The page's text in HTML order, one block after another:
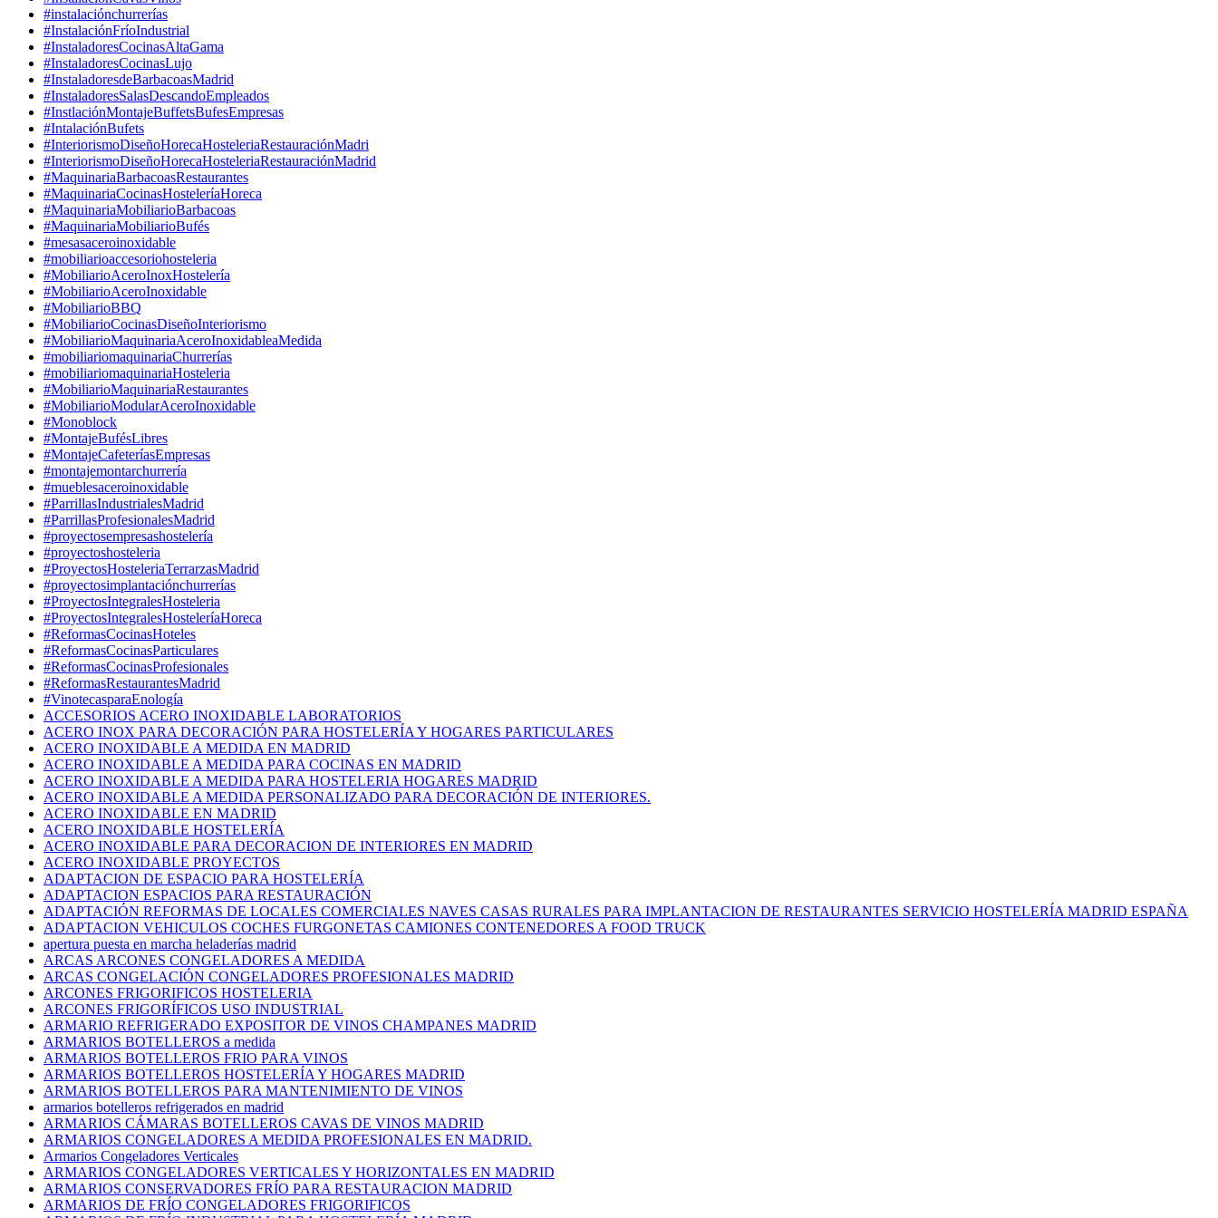
#instalaciónchurrerías
#InstalaciónFríoIndustrial
#InstaladoresCocinasAltaGama
#InstaladoresCocinasLujo
#InstaladoresdeBarbacoasMadrid
#InstaladoresSalasDescandoEmpleados
#InstlaciónMontajeBuffetsBufesEmpresas
#IntalaciónBufets
#InteriorismoDiseñoHorecaHosteleriaRestauraciónMadri
#InteriorismoDiseñoHorecaHosteleriaRestauraciónMadrid
#MaquinariaBarbacoasRestaurantes
#MaquinariaCocinasHosteleríaHoreca
#MaquinariaMobiliarioBarbacoas
#MaquinariaMobiliarioBufés
#mesasaceroinoxidable
#mobiliarioaccesoriohosteleria
#MobiliarioAceroInoxHostelería
#MobiliarioAceroInoxidable
#MobiliarioBBQ
#MobiliarioCocinasDiseñoInteriorismo
#MobiliarioMaquinariaAceroInoxidableaMedida
#mobiliariomaquinariaChurrerías
#mobiliariomaquinariaHosteleria
#MobiliarioMaquinariaRestaurantes
#MobiliarioModularAceroInoxidable
#Monoblock
#MontajeBufésLibres
#MontajeCafeteríasEmpresas
#montajemontarchurrería
#mueblesaceroinoxidable
#ParrillasIndustrialesMadrid
#ParrillasProfesionalesMadrid
#proyectosempresashostelería
#proyectoshosteleria
#ProyectosHosteleriaTerrarzasMadrid
#proyectosimplantaciónchurrerías
#ProyectosIntegralesHosteleria
#ProyectosIntegralesHosteleríaHoreca
#ReformasCocinasHoteles
#ReformasCocinasParticulares
#ReformasCocinasProfesionales
#ReformasRestaurantesMadrid
#VinotecasparaEnología
ACCESORIOS ACERO INOXIDABLE LABORATORIOS
ACERO INOX PARA DECORACIÓN PARA HOSTELERÍA Y HOGARES PARTICULARES
ACERO INOXIDABLE A MEDIDA EN MADRID
ACERO INOXIDABLE A MEDIDA PARA COCINAS EN MADRID
ACERO INOXIDABLE A MEDIDA PARA HOSTELERIA HOGARES MADRID
ACERO INOXIDABLE A MEDIDA PERSONALIZADO PARA DECORACIÓN DE INTERIORES.
ACERO INOXIDABLE EN MADRID
ACERO INOXIDABLE HOSTELERÍA
ACERO INOXIDABLE PARA DECORACION DE INTERIORES EN MADRID
ACERO INOXIDABLE PROYECTOS
ADAPTACION DE ESPACIO PARA HOSTELERÍA
ADAPTACION ESPACIOS PARA RESTAURACIÓN
ADAPTACIÓN REFORMAS DE LOCALES COMERCIALES NAVES CASAS RURALES PARA IMPLANTACION DE RESTAURANTES SERVICIO HOSTELERÍA MADRID ESPAÑA
ADAPTACION VEHICULOS COCHES FURGONETAS CAMIONES CONTENEDORES A FOOD TRUCK
apertura puesta en marcha heladerías madrid
ARCAS ARCONES CONGELADORES A MEDIDA
ARCAS CONGELACIÓN CONGELADORES PROFESIONALES MADRID
ARCONES FRIGORIFICOS HOSTELERIA
ARCONES FRIGORÍFICOS USO INDUSTRIAL
ARMARIO REFRIGERADO EXPOSITOR DE VINOS CHAMPANES MADRID
ARMARIOS BOTELLEROS a medida
ARMARIOS BOTELLEROS FRIO PARA VINOS
ARMARIOS BOTELLEROS HOSTELERÍA Y HOGARES MADRID
ARMARIOS BOTELLEROS PARA MANTENIMIENTO DE VINOS
armarios botelleros refrigerados en madrid
ARMARIOS CÁMARAS BOTELLEROS CAVAS DE VINOS MADRID
ARMARIOS CONGELADORES A MEDIDA PROFESIONALES EN MADRID.
Armarios Congeladores Verticales
ARMARIOS CONGELADORES VERTICALES Y HORIZONTALES EN MADRID
ARMARIOS CONSERVADORES FRÍO PARA RESTAURACION MADRID
ARMARIOS DE FRÍO CONGELADORES FRIGORIFICOS